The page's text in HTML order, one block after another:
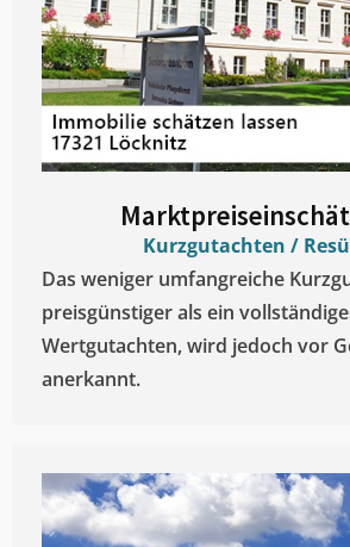
Kurzgutachten /
Das weniger umfangreiche
preisgünstiger als ein
Wertgutachten, wird jedoch vor
anerkannt.